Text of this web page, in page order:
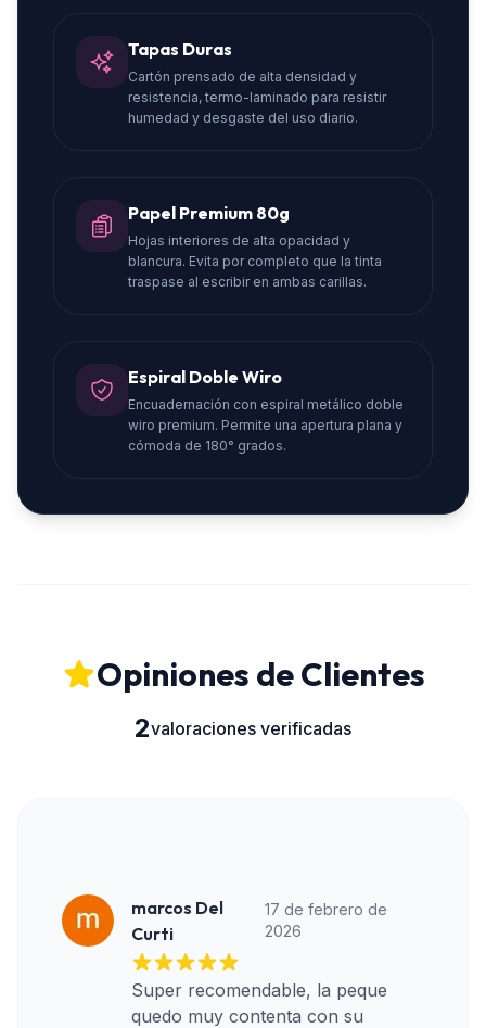
Tapas Duras
Cartón prensado de alta densidad y
resistencia, termo-laminado para resistir
humedad y desgaste del uso diario.
Papel Premium 80g
Hojas interiores de alta opacidad y
blancura. Evita por completo que la tinta
traspase al escribir en ambas carillas.
Espiral Doble Wiro
Encuadernación con espiral metálico doble
wiro premium. Permite una apertura plana y
cómoda de 180° grados.
Opiniones de Clientes
2valoraciones verificadas
marcos Del
Curti
17 de febrero de
2026
Super recomendable, la peque
quedo muy contenta con su